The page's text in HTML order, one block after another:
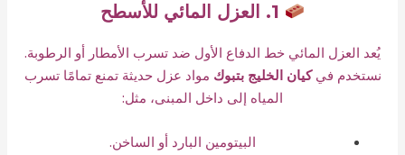
يُعد العزل المائي خط الدفاع الأول ضد تسرب الأمطار أو الرطوبة.
نستخدم فيكيان الخليج بتبوك مواد عزل حديثة تمنع تمامًا تسرب
المياه إلى داخل المبنى، مثل:
البيتومين البارد أو الساخن.